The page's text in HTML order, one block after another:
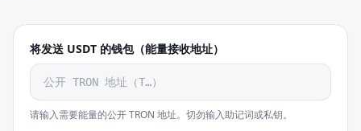
将发送 USDT 的钱包（能量接收地址）
请输入需要能量的公开 TRON 地址。切勿输入助记词或私钥。